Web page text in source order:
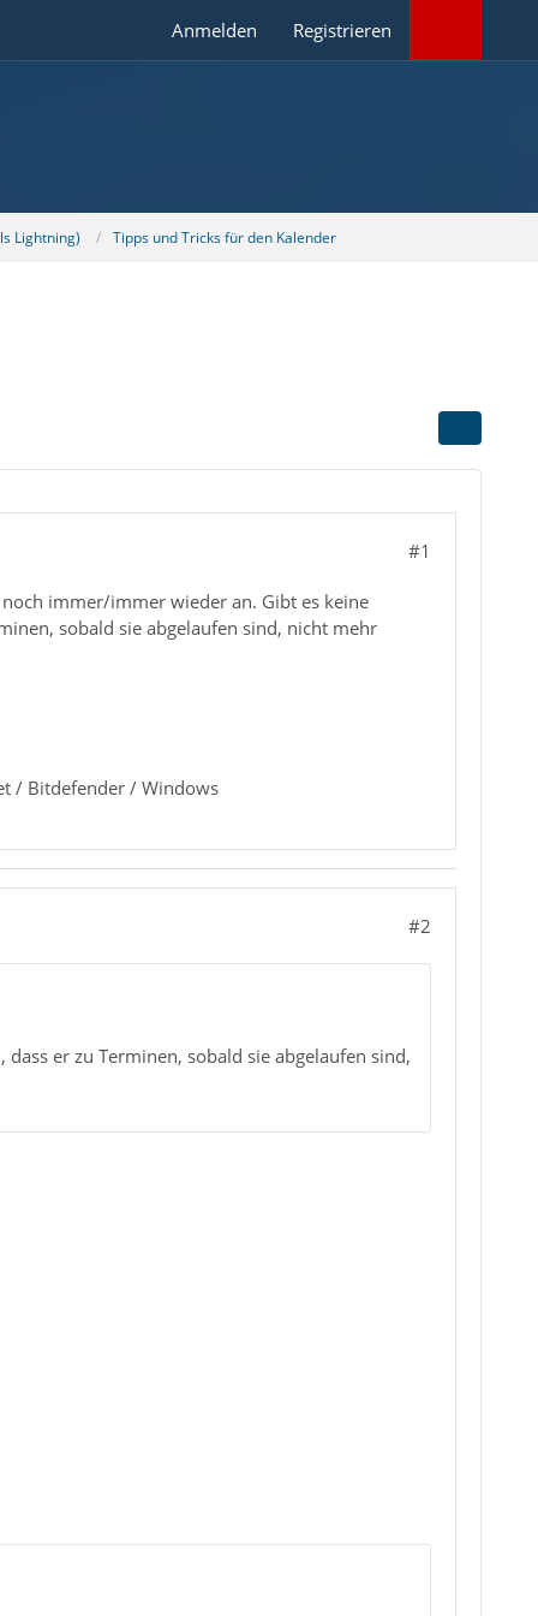
Anmelden Registrieren
Lightning) Tipps und Tricks für den Kalender
#1
immer/immer wieder an. Gibt es keine
sobald sie abgelaufen sind, nicht mehr
/ Bitdefender / Windows
#2
er zu Terminen, sobald sie abgelaufen sind,